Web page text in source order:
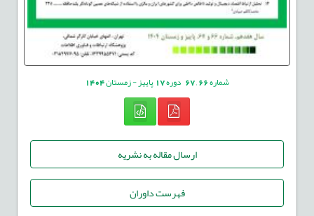
شماره66
,
67 دوره17پاییز - زمستان1404
ارسال مقاله به نشریه
فهرست داوران